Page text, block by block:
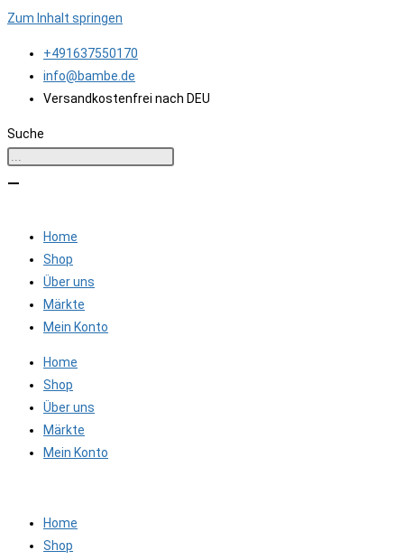
Zum Inhalt springen
+491637550170
info@bambe.de
Versandkostenfrei nach DEU
Suche
Home
Shop
Über uns
Märkte
Mein Konto
Home
Shop
Über uns
Märkte
Mein Konto
Home
Shop